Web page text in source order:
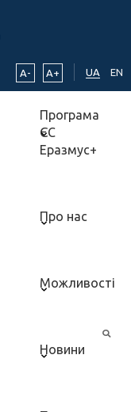
A- A+ UA EN
Програма
ЄС
Еразмус+
Про нас
Можливості
Новини